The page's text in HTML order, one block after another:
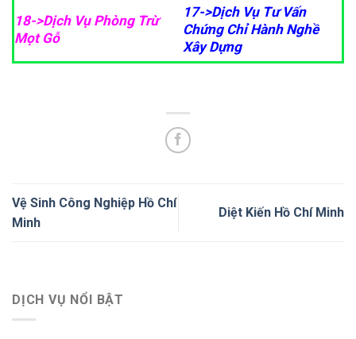
18->Dịch Vụ Phòng Trừ
Mọt Gỗ
17->Dịch Vụ Tư Vấn
Chứng Chỉ Hành Nghề
Xây Dựng
Vệ Sinh Công Nghiệp Hồ Chí
Minh
Diệt Kiến Hồ Chí Minh
DỊCH VỤ NỔI BẬT